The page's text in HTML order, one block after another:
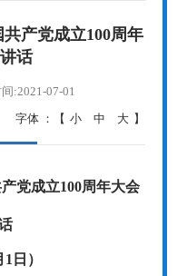
产党成立100周年
话
:2021-07-01
字体 ：【 小 中 大 】
党成立100周年大会
日）